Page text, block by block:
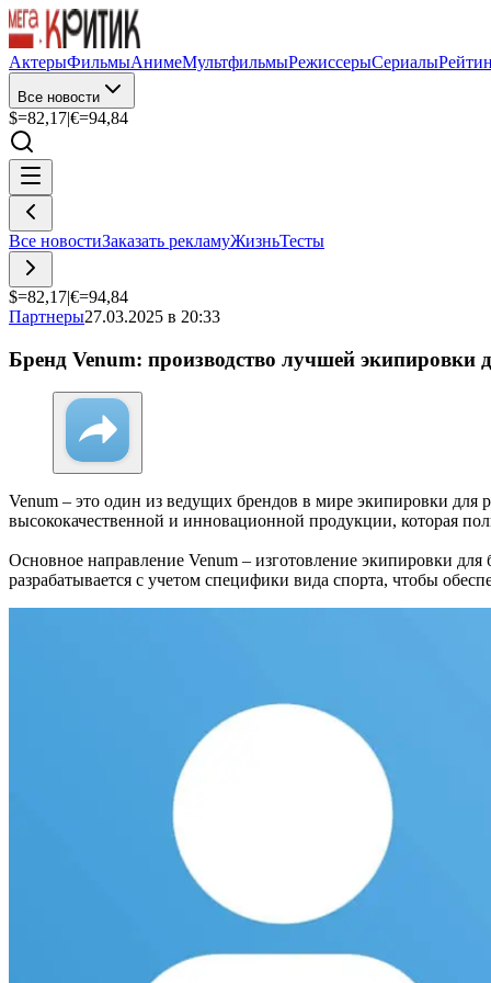
АктерыФильмыАнимеМультфильмыРежиссерыСериалы
Все новости
$=82,17|€=94,84
Все новостиЗаказать рекламуЖизньТесты
$=82,17|€=94,84
Партнеры27.03.2025 в 20:33
Бренд Venum: производство лучшей экипировки
Venum – это один из ведущих брендов в мире экипировки для
высококачественной и инновационной продукции, которая
Основное направление Venum – изготовление экипировки для
разрабатывается с учетом специфики вида спорта, чтобы